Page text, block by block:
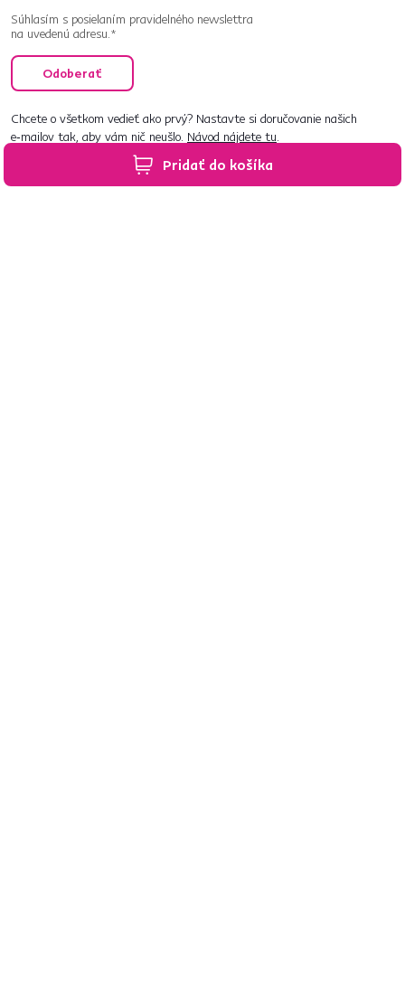
Pridať do košíka
Súhlasím s posielaním pravidelného newslettra
na uvedenú adresu.*
Odoberať
Chcete o všetkom vedieť ako prvý? Nastavte si doručovanie našich
e‑mailov tak, aby vám nič neušlo. Návod nájdete tu.